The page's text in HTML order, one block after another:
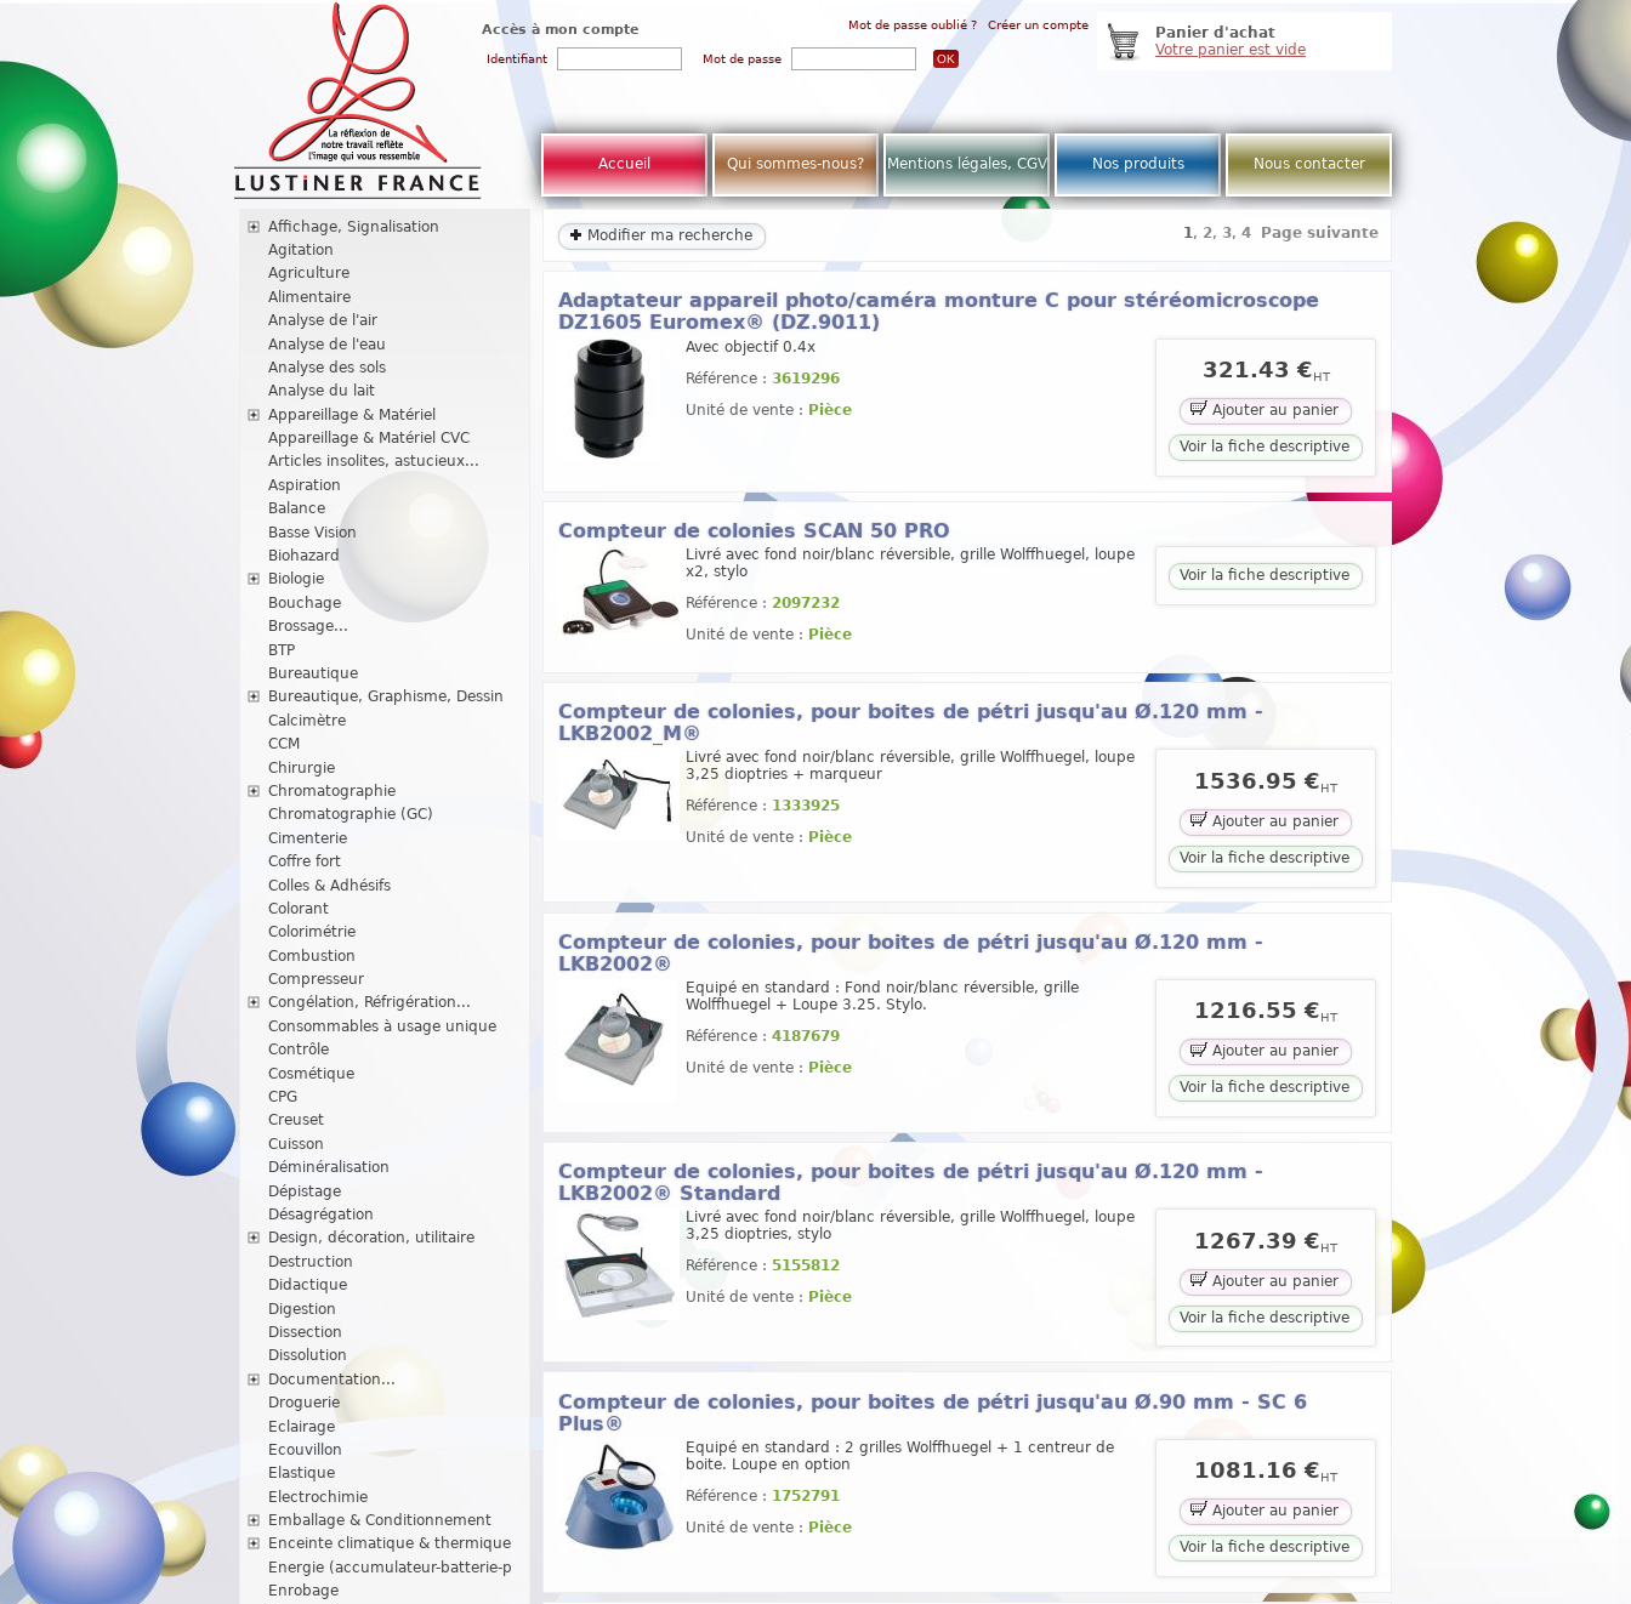
Accès à mon compte Mot de passe oublié ? Créer un compte
Identifiant Mot de passe
Panier d'achat
Votre panier est vide
Accueil Qui sommes-nous? Mentions légales, CGV Nos produits Nous contacter
Affichage, Signalisation
Agitation
Agriculture
Alimentaire
Analyse de l'air
Analyse de l'eau
Analyse des sols
Analyse du lait
Appareillage & Matériel
Appareillage & Matériel CVC
Articles insolites, astucieux...
Aspiration
Balance
Basse Vision
Biohazard
Biologie
Bouchage
Brossage...
BTP
Bureautique
Bureautique, Graphisme, Dessin
Calcimètre
CCM
Chirurgie
Chromatographie
Chromatographie (GC)
Cimenterie
Coffre fort
Colles & Adhésifs
Colorant
Colorimétrie
Combustion
Compresseur
Congélation, Réfrigération...
Consommables à usage unique
Contrôle
Cosmétique
CPG
Creuset
Cuisson
Déminéralisation
Dépistage
Désagrégation
Design, décoration, utilitaire
Destruction
Didactique
Digestion
Dissection
Dissolution
Documentation...
Droguerie
Eclairage
Ecouvillon
Elastique
Electrochimie
Emballage & Conditionnement
Enceinte climatique & thermique
Energie (accumulateur-batterie-p
Enrobage
Modifier ma recherche 1, 2, 3,4 Page suivante
Adaptateur appareil photo/caméra monture C pour stéréomicroscope
DZ1605 Euromex® (DZ.9011)
Avec objectif 0.4x
Référence : 3619296
Unité de vente : Pièce
321.43 € HT
Ajouter au panier
Voir la fiche descriptive
Compteur de colonies SCAN 50 PRO
Livré avec fond noir/blanc réversible, grille Wolffhuegel, loupe
x2, stylo
Référence : 2097232
Unité de vente : Pièce
Voir la fiche descriptive
Compteur de colonies, pour boites de pétri jusqu'au Ø.120 mm -
LKB2002_M®
Livré avec fond noir/blanc réversible, grille Wolffhuegel, loupe
3,25 dioptries + marqueur
Référence : 1333925
Unité de vente : Pièce
1536.95 €HT
Ajouter au panier
Voir la fiche descriptive
Compteur de colonies, pour boites de pétri jusqu'au Ø.120 mm -
LKB2002®
Equipé en standard : Fond noir/blanc réversible, grille
Wolffhuegel + Loupe 3.25. Stylo.
Référence : 4187679
Unité de vente : Pièce
1216.55 € HT
Ajouter au panier
Voir la fiche descriptive
Compteur de colonies, pour boites de pétri jusqu'au Ø.120 mm -
LKB2002® Standard
Livré avec fond noir/blanc réversible, grille Wolffhuegel, loupe
3,25 dioptries, stylo
Référence : 5155812
Unité de vente : Pièce
1267.39 €HT
Ajouter au panier
Voir la fiche descriptive
Compteur de colonies, pour boites de pétri jusqu'au Ø.90 mm - SC 6
Plus®
Equipé en standard : 2 grilles Wolffhuegel + 1 centreur de
boite. Loupe en option
Référence : 1752791
Unité de vente : Pièce
1081.16 € HT
Ajouter au panier
Voir la fiche descriptive